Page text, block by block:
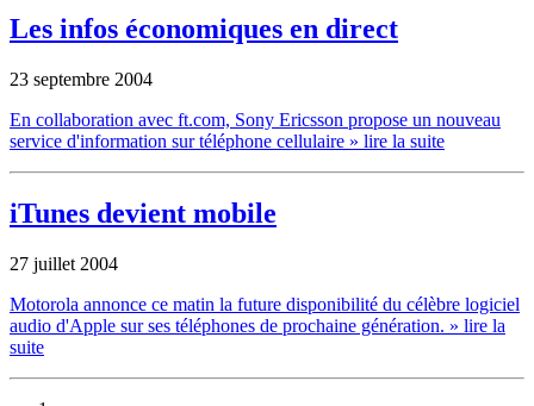
Les infos économiques en direct
23 septembre 2004
En collaboration avec ft.com, Sony Ericsson propose un nouveau
service d'information sur téléphone cellulaire » lire la suite
iTunes devient mobile
27 juillet 2004
Motorola annonce ce matin la future disponibilité du célèbre logiciel
audio d'Apple sur ses téléphones de prochaine génération. » lire la
suite